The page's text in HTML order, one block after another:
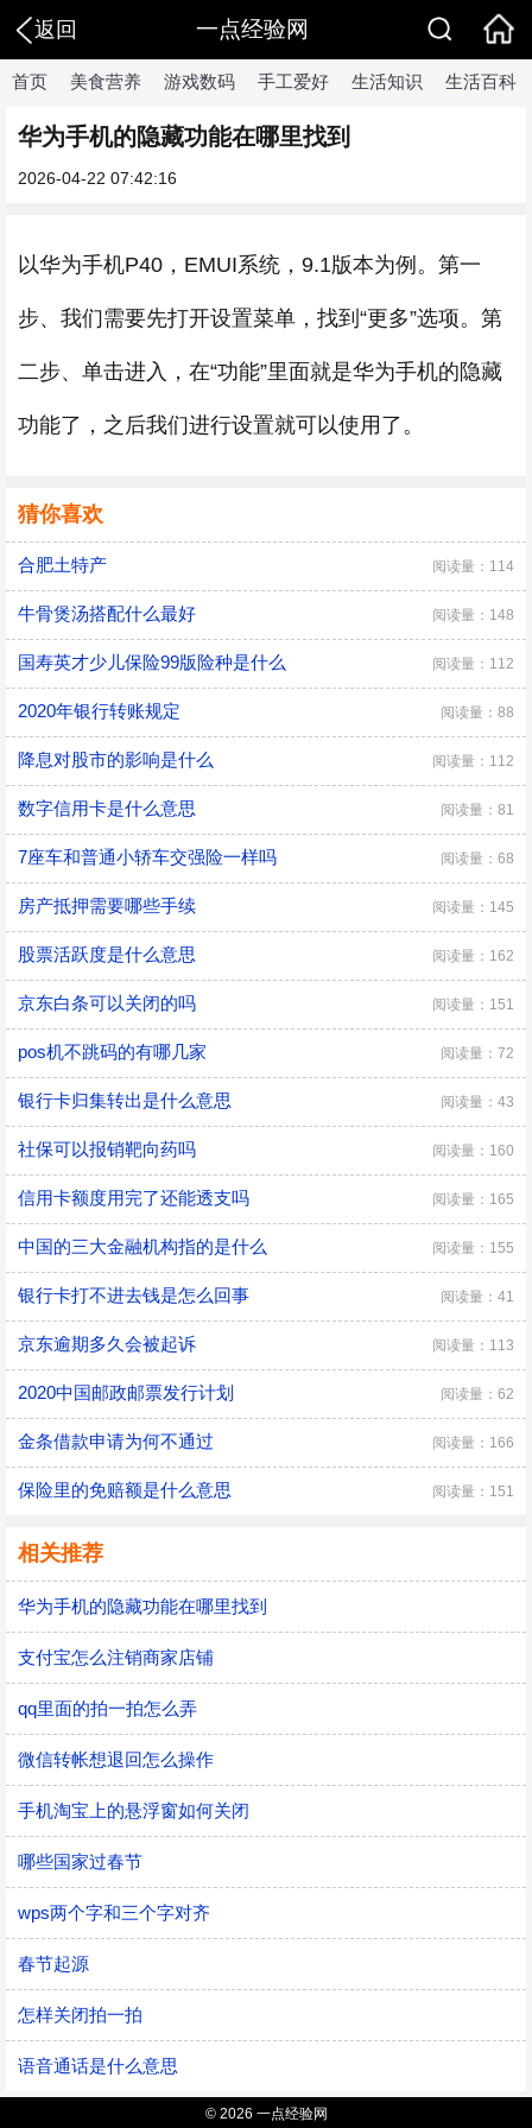
返回 一点经验网
首页 美食营养 游戏数码 手工爱好 生活知识 生活百科
华为手机的隐藏功能在哪里找到
2026-04-22 07:42:16
以华为手机P40，EMUI系统，9.1版本为例。第一
步、我们需要先打开设置菜单，找到“更多”选项。第
二步、单击进入，在“功能”里面就是华为手机的隐藏
功能了，之后我们进行设置就可以使用了。
猜你喜欢
合肥土特产 阅读量：114
牛骨煲汤搭配什么最好 阅读量：148
国寿英才少儿保险99版险种是什么 阅读量：112
2020年银行转账规定 阅读量：88
降息对股市的影响是什么 阅读量：112
数字信用卡是什么意思 阅读量：81
7座车和普通小轿车交强险一样吗 阅读量：68
房产抵押需要哪些手续 阅读量：145
股票活跃度是什么意思 阅读量：162
京东白条可以关闭的吗 阅读量：151
pos机不跳码的有哪几家 阅读量：72
银行卡归集转出是什么意思 阅读量：43
社保可以报销靶向药吗 阅读量：160
信用卡额度用完了还能透支吗 阅读量：165
中国的三大金融机构指的是什么 阅读量：155
银行卡打不进去钱是怎么回事 阅读量：41
京东逾期多久会被起诉 阅读量：113
2020中国邮政邮票发行计划 阅读量：62
金条借款申请为何不通过 阅读量：166
保险里的免赔额是什么意思 阅读量：151
相关推荐
华为手机的隐藏功能在哪里找到
支付宝怎么注销商家店铺
qq里面的拍一拍怎么弄
微信转帐想退回怎么操作
手机淘宝上的悬浮窗如何关闭
哪些国家过春节
wps两个字和三个字对齐
春节起源
怎样关闭拍一拍
语音通话是什么意思
© 2026 一点经验网